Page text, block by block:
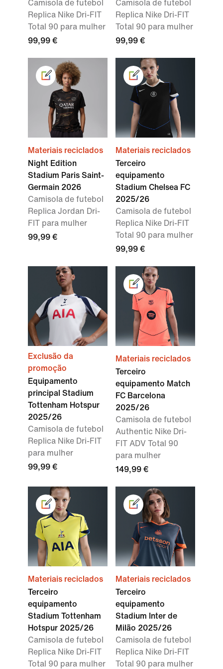
Camisola de futebol
Replica Nike Dri-FIT
Total 90 para mulher
99,99 €
Camisola de futebol
Replica Nike Dri-FIT
Total 90 para mulher
99,99 €
Materiais reciclados
Night Edition
Stadium Paris Saint-
Germain 2026
Camisola de futebol
Replica Jordan Dri-
FIT para mulher
99,99 €
Materiais reciclados
Terceiro
equipamento
Stadium Chelsea FC
2025/26
Camisola de futebol
Replica Nike Dri-FIT
Total 90 para mulher
99,99 €
Exclusão da
promoção
Equipamento
principal Stadium
Tottenham Hotspur
2025/26
Camisola de futebol
Replica Nike Dri-FIT
para mulher
99,99 €
Materiais reciclados
Terceiro
equipamento Match
FC Barcelona
2025/26
Camisola de futebol
Authentic Nike Dri-
FIT ADV Total 90
para mulher
149,99 €
Materiais reciclados
Terceiro
equipamento
Stadium Tottenham
Hotspur 2025/26
Camisola de futebol
Replica Nike Dri-FIT
Total 90 para mulher
Materiais reciclados
Terceiro
equipamento
Stadium Inter de
Milão 2025/26
Camisola de futebol
Replica Nike Dri-FIT
Total 90 para mulher